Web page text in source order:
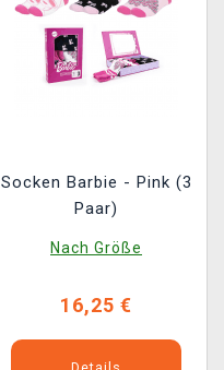
Socken Barbie - Pink (3
Paar)
Nach Größe
16,25 €